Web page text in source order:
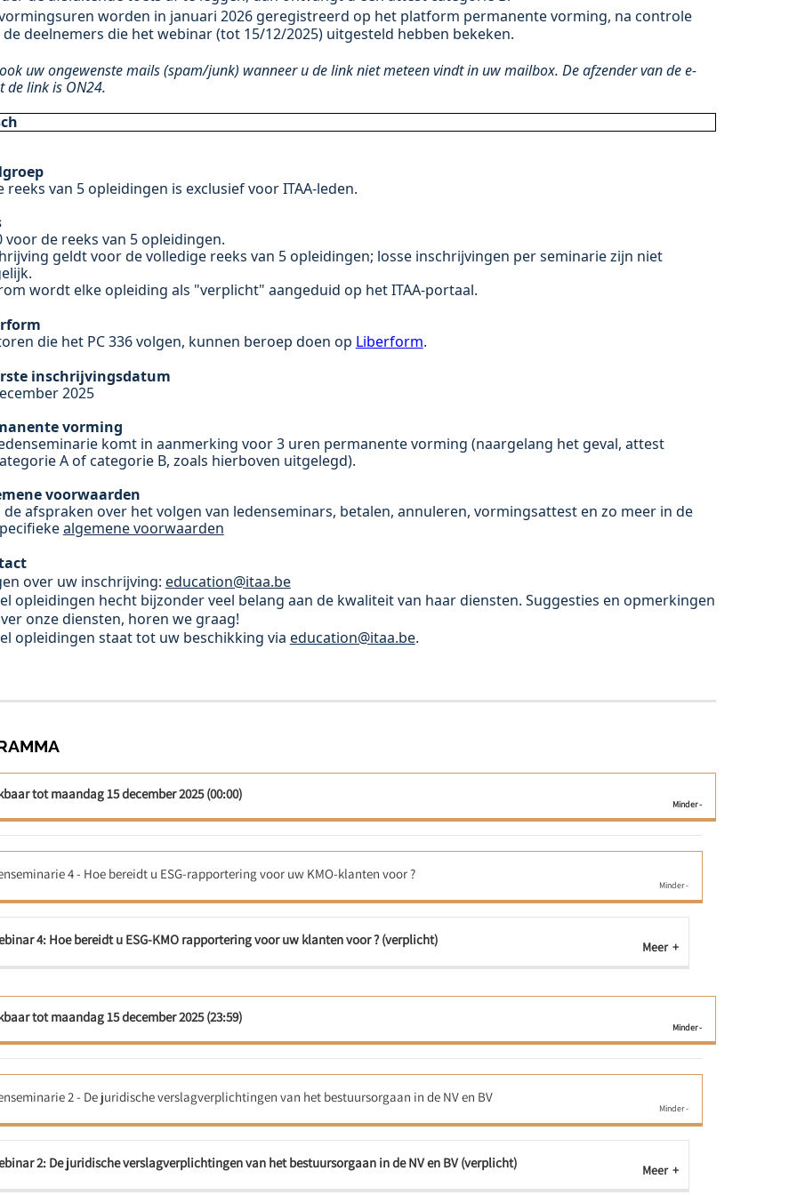
worden in januari 2026 geregistreerd op het platform permanente vorming, na controle
de deelnemers die het webinar (tot 15/12/2025) uitgesteld hebben bekeken.
uw ongewenste mails (spam/junk) wanneer u de link niet meteen vindt in uw mailbox. De afzender van de e-
de link is ON24.
reeks van 5 opleidingen is exclusief voor ITAA-leden.
voor de reeks van 5 opleidingen.
geldt voor de volledige reeks van 5 opleidingen; losse inschrijvingen per seminarie zijn niet
wordt elke opleiding als "verplicht" aangeduid op het ITAA-portaal.
die het PC 336 volgen, kunnen beroep doen op Liberform.
inschrijvingsdatum
2025
vorming
komt in aanmerking voor 3 uren permanente vorming (naargelang het geval, attest
A of categorie B, zoals hierboven uitgelegd).
voorwaarden
de afspraken over het volgen van ledenseminars, betalen, annuleren, vormingsattest en zo meer in de
algemene voorwaarden
over uw inschrijving: education@itaa.be
opleidingen hecht bijzonder veel belang aan de kwaliteit van haar diensten. Suggesties en opmerkingen
onze diensten, horen we graag!
opleidingen staat tot uw beschikking via education@itaa.be.
tot maandag 15 december 2025 (00:00)
4 - Hoe bereidt u ESG-rapportering voor uw KMO-klanten voor ?
4: Hoe bereidt u ESG-KMO rapportering voor uw klanten voor ? (verplicht) Meer
tot maandag 15 december 2025 (23:59)
2 - De juridische verslagverplichtingen van het bestuursorgaan in de NV en BV
2: De juridische verslagverplichtingen van het bestuursorgaan in de NV en BV (verplicht) Meer